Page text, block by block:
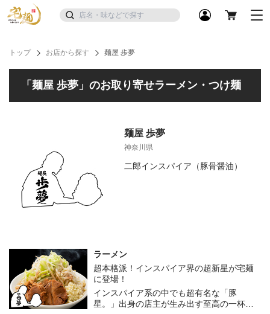
トップ お店から探す 麺屋 歩夢
「麺屋 歩夢」のお取り寄せラーメン・つけ麺
麺屋 歩夢
神奈川県
二郎インスパイア（豚骨醤油）
ラーメン
超本格派！インスパイア界の超新星が宅麺
に登場！
インスパイア系の中でも超有名な「豚
星。」出身の店主が生み出す至高の一杯。